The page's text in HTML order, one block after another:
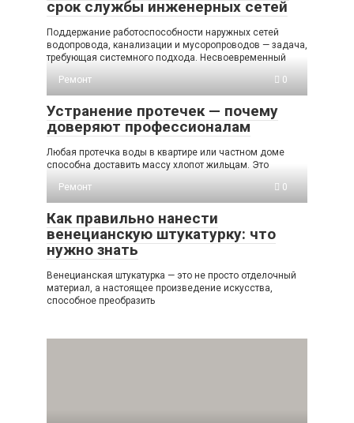
срок службы инженерных сетей
Поддержание работоспособности наружных сетей
водопровода, канализации и мусоропроводов — задача,
требующая системного подхода. Несвоевременный
Ремонт
0
Устранение протечек — почему
доверяют профессионалам
Любая протечка воды в квартире или частном доме
способна доставить массу хлопот жильцам. Это
Ремонт
0
Как правильно нанести
венецианскую штукатурку: что
нужно знать
Венецианская штукатурка — это не просто отделочный
материал, а настоящее произведение искусства,
способное преобразить